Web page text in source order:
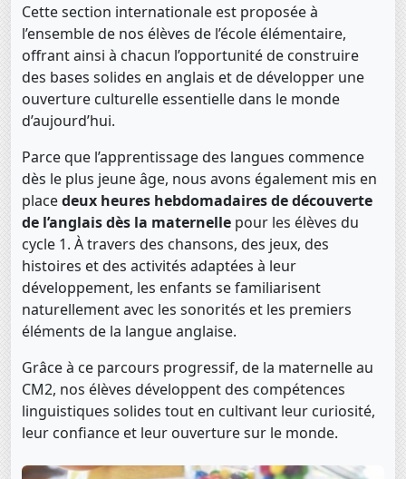
Cette section internationale est proposée à
l’ensemble de nos élèves de l’école élémentaire,
offrant ainsi à chacun l’opportunité de construire
des bases solides en anglais et de développer une
ouverture culturelle essentielle dans le monde
d’aujourd’hui.
Parce que l’apprentissage des langues commence
dès le plus jeune âge, nous avons également mis en
placedeux heures hebdomadaires de découverte
de l’anglais dès la maternelle pour les élèves du
cycle 1. À travers des chansons, des jeux, des
histoires et des activités adaptées à leur
développement, les enfants se familiarisent
naturellement avec les sonorités et les premiers
éléments de la langue anglaise.
Grâce à ce parcours progressif, de la maternelle au
CM2, nos élèves développent des compétences
linguistiques solides tout en cultivant leur curiosité,
leur confiance et leur ouverture sur le monde.